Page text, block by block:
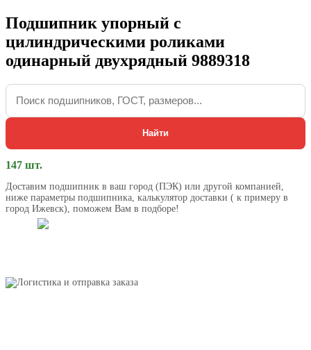
Подшипник упорный с
цилиндрическими роликами
одинарный двухрядный 9889318
Найти
147 шт.
Доставим подшипник в ваш город (ПЭК) или другой компанией,
ниже параметры подшипника, калькулятор доставки ( к примеру в
город Ижевск), поможем Вам в подборе!